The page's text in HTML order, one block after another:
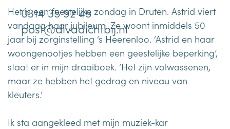
0314 35 92 45
post@divadichtbij.nl
Het is een feestelijke zondag in Druten. Astrid viert
vandaag haar jubileum. Ze woont inmiddels 50
jaar bij zorginstelling ‘s Heerenloo. ‘Astrid en haar
woongenootjes hebben een geestelijke beperking’,
staat er in mijn draaiboek. ‘Het zijn volwassenen,
maar ze hebben het gedrag en niveau van
kleuters.’
Ik sta aangekleed met mijn muziek-kar